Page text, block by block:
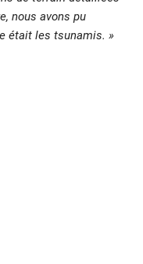
nous avons pu
était les tsunamis. »